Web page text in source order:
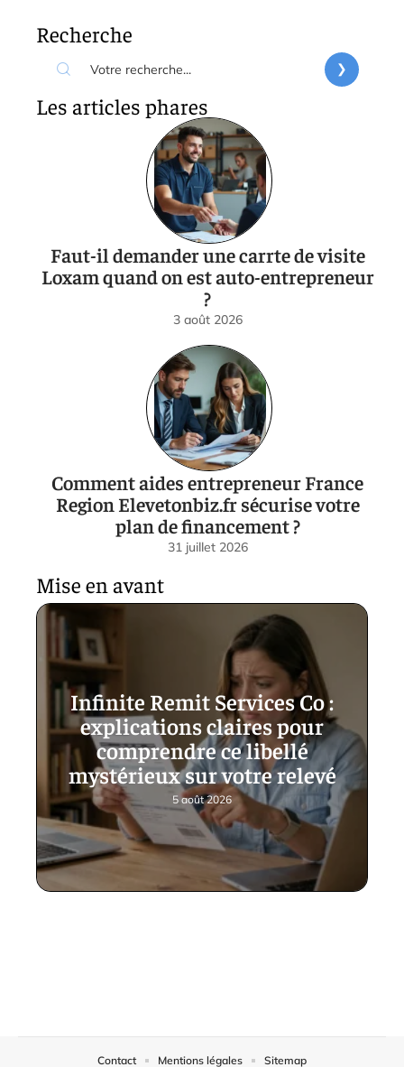
Recherche
Les articles phares
Faut-il demander une carrte de visite
Loxam quand on est auto-entrepreneur
?
3 août 2026
Comment aides entrepreneur France
Region Elevetonbiz.fr sécurise votre
plan de financement ?
31 juillet 2026
Mise en avant
Infinite Remit Services Co :
explications claires pour
comprendre ce libellé
mystérieux sur votre relevé
5 août 2026
Contact Mentions légales Sitemap